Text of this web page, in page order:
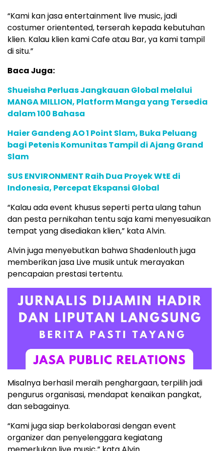
“Kami kan jasa entertainment live music, jadi
costumer orientented, terserah kepada kebutuhan
klien. Kalau klien kami Cafe atau Bar, ya kami tampil
di situ.”
Baca Juga:
Shueisha Perluas Jangkauan Global melalui
MANGA MILLION, Platform Manga yang Tersedia
dalam 100 Bahasa
Haier Gandeng AO 1 Point Slam, Buka Peluang
bagi Petenis Komunitas Tampil di Ajang Grand
Slam
SUS ENVIRONMENT Raih Dua Proyek WtE di
Indonesia, Percepat Ekspansi Global
“Kalau ada event khusus seperti perta ulang tahun
dan pesta pernikahan tentu saja kami menyesuaikan
tempat yang disediakan klien,” kata Alvin.
Alvin juga menyebutkan bahwa Shadenlouth juga
memberikan jasa Live musik untuk merayakan
pencapaian prestasi tertentu.
Misalnya berhasil meraih penghargaan, terpilih jadi
pengurus organisasi, mendapat kenaikan pangkat,
dan sebagainya.
“Kami juga siap berkolaborasi dengan event
organizer dan penyelenggara kegiatang